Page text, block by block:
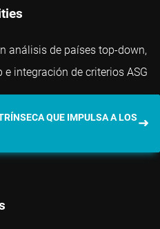
análisis de países top-down,
integración de criterios ASG
QUE IMPULSA A LOS